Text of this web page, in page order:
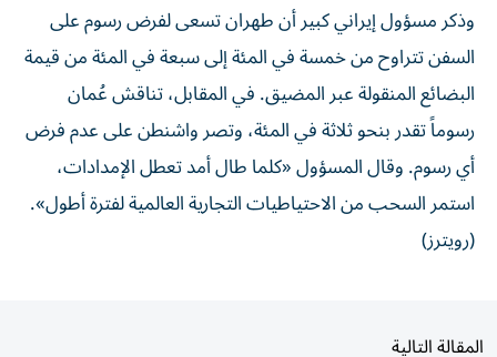
وذكر مسؤول إيراني كبير أن طهران تسعى لفرض رسوم على
السفن تتراوح من خمسة في المئة إلى سبعة في المئة من قيمة
البضائع المنقولة عبر المضيق. في المقابل، تناقش عُمان
رسوماً تقدر بنحو ثلاثة في المئة، وتصر واشنطن ‌على عدم فرض
‌أي رسوم. وقال المسؤول «كلما طال أمد تعطل الإمدادات،
استمر السحب من الاحتياطيات التجارية العالمية لفترة أطول».
(رويترز)
المقالة التالية